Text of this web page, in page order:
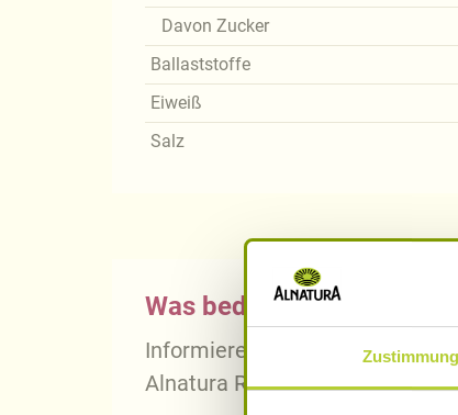
Zustimmung
Davon Zucker
Ballaststoffe
Eiweiß
Salz
Was bedeutet vegan,
Informieren Sie sich über die
Alnatura Rezepten.